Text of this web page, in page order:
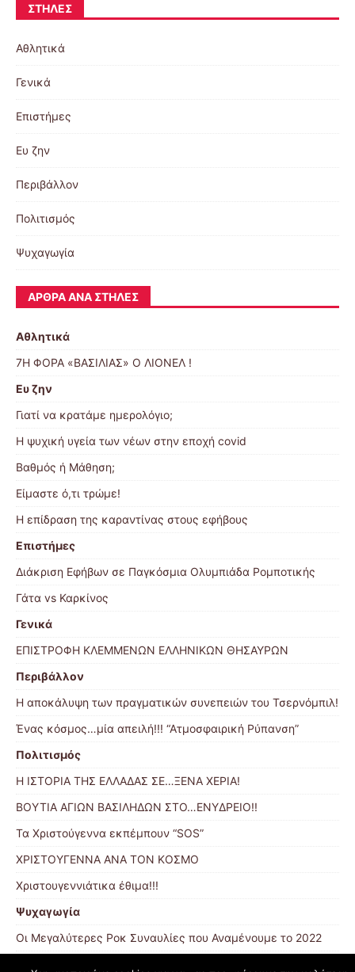
ΣΤΉΛΕΣ
Αθλητικά
Γενικά
Επιστήμες
Ευ ζην
Περιβάλλον
Πολιτισμός
Ψυχαγωγία
ΆΡΘΡΑ ΑΝΆ ΣΤΉΛΕΣ
Αθλητικά
7Η ΦΟΡΑ «ΒΑΣΙΛΙΑΣ» Ο ΛΙΟΝΕΛ !
Ευ ζην
Γιατί να κρατάμε ημερολόγιο;
Η ψυχική υγεία των νέων στην εποχή covid
Βαθμός ή Μάθηση;
Είμαστε ό,τι τρώμε!
Η επίδραση της καραντίνας στους εφήβους
Επιστήμες
Διάκριση Εφήβων σε Παγκόσμια Ολυμπιάδα Ρομποτικής
Γάτα vs Καρκίνος
Γενικά
ΕΠΙΣΤΡΟΦΗ ΚΛΕΜΜΕΝΩΝ ΕΛΛΗΝΙΚΩΝ ΘΗΣΑΥΡΩΝ
Περιβάλλον
Η αποκάλυψη των πραγματικών συνεπειών του Τσερνόμπιλ!
Ένας κόσμος…μία απειλή!!! “Ατμοσφαιρική Ρύπανση”
Πολιτισμός
Η ΙΣΤΟΡΙΑ ΤΗΣ ΕΛΛΑΔΑΣ ΣΕ…ΞΕΝΑ ΧΕΡΙΑ!
BΟΥΤΙΑ ΑΓΙΩΝ ΒΑΣΙΛΗΔΩΝ ΣΤΟ…ΕΝΥΔΡΕΙΟ!!
Τα Χριστούγεννα εκπέμπουν “SOS”
ΧΡΙΣΤΟΥΓΕΝΝΑ ΑΝΑ ΤΟΝ ΚΟΣΜΟ
Χριστουγεννιάτικα έθιμα!!!
Ψυχαγωγία
Οι Μεγαλύτερες Ροκ Συναυλίες που Αναμένουμε το 2022